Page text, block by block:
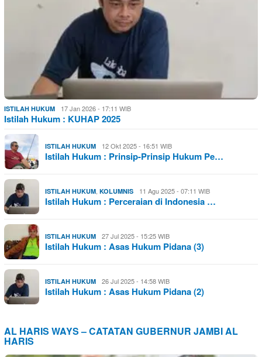
ISTILAH HUKUM 17 Jan 2026 - 17:11 WIB
Istilah Hukum : KUHAP 2025
ISTILAH HUKUM 12 Okt 2025 - 16:51 WIB
Istilah Hukum : Prinsip-Prinsip Hukum Pe…
ISTILAH HUKUM KOLUMNIS 11 Agu 2025 - 07:11 WIB
Istilah Hukum : Perceraian di Indonesia …
ISTILAH HUKUM 27 Jul 2025 - 15:25 WIB
Istilah Hukum : Asas Hukum Pidana (3)
ISTILAH HUKUM 26 Jul 2025 - 14:58 WIB
Istilah Hukum : Asas Hukum Pidana (2)
AL HARIS WAYS – CATATAN GUBERNUR JAMBI AL
HARIS